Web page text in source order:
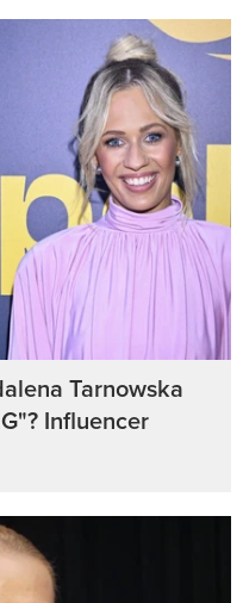
Tarnowska
Influencer